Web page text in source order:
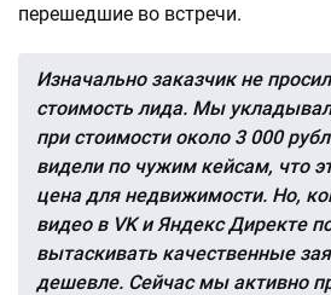
перешедшие во встречи.
Изначально заказчик не
стоимость лида. Мы
при стоимости около 3 000
видели по чужим кейсам, что
цена для недвижимости. Но,
видео в VK и Яндекс Директе
вытаскивать качественные
дешевле. Сейчас мы активно